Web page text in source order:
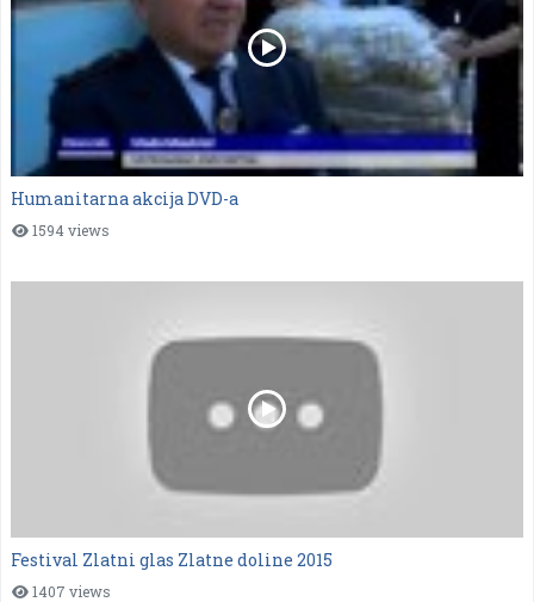
Humanitarna akcija DVD-a
1594 views
Festival Zlatni glas Zlatne doline 2015
1407 views